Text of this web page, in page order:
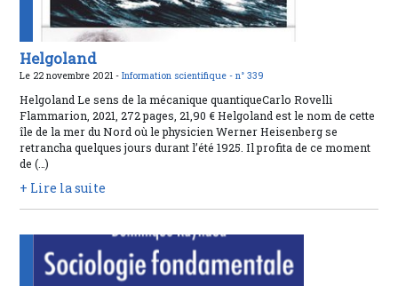
Helgoland
Le 22 novembre 2021 -Information scientifique -n° 339
Helgoland Le sens de la mécanique quantiqueCarlo Rovelli
Flammarion, 2021, 272 pages, 21,90 € Helgoland est le nom de cette
île de la mer du Nord où le physicien Werner Heisenberg se
retrancha quelques jours durant l’été 1925. Il profita de ce moment
de (…)
+ Lire la suite